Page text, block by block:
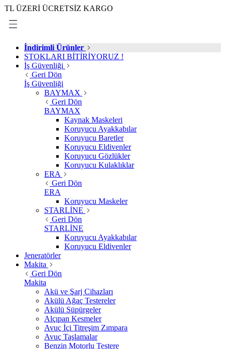
ÜCRETSİZ KARGO
İndirimli Ürünler
STOKLARI BİTİRİYORUZ !
İş Güvenliği
Geri Dön
İş Güvenliği
BAYMAX
Geri Dön
BAYMAX
Kaynak Maskeleri
Koruyucu Ayakkabılar
Koruyucu Baretler
Koruyucu Eldivenler
Koruyucu Gözlükler
Koruyucu Kulaklıklar
ERA
Geri Dön
ERA
Koruyucu Maskeler
STARLİNE
Geri Dön
STARLİNE
Koruyucu Ayakkabılar
Koruyucu Eldivenler
Jeneratörler
Makita
Geri Dön
Makita
Akü ve Şarj Cihazları
Akülü Ağaç Testereler
Akülü Süpürgeler
Alçıpan Kesmeler
Avuç İçi Titreşim Zımpara
Avuç Taşlamalar
Benzin Motorlu Testere